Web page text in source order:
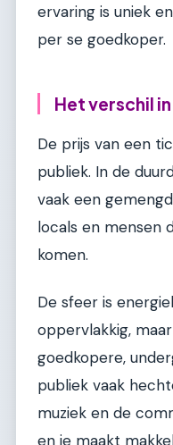
ervaring is uniek
per se goedkoper.
Het verschil
De prijs van een
publiek. In de
vaak een
locals en mensen
komen.
De sfeer is
oppervlakkig,
goedkopere,
publiek vaak
muziek en de
en je maakt